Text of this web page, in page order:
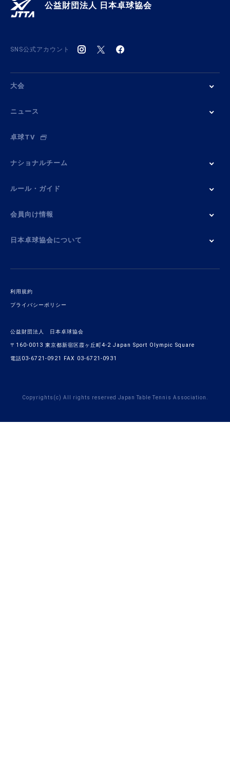
公益財団法人 日本卓球協会
SNS公式アカウント
大会
ニュース
卓球TV
ナショナルチーム
ルール・ガイド
会員向け情報
日本卓球協会について
利用規約
プライバシーポリシー
公益財団法人 日本卓球協会
〒160-0013 東京都新宿区霞ヶ丘町4-2 Japan Sport Olympic Square
電話03-6721-0921 FAX 03-6721-0931
Copyrights(c) All rights reserved Japan Table Tennis Association.